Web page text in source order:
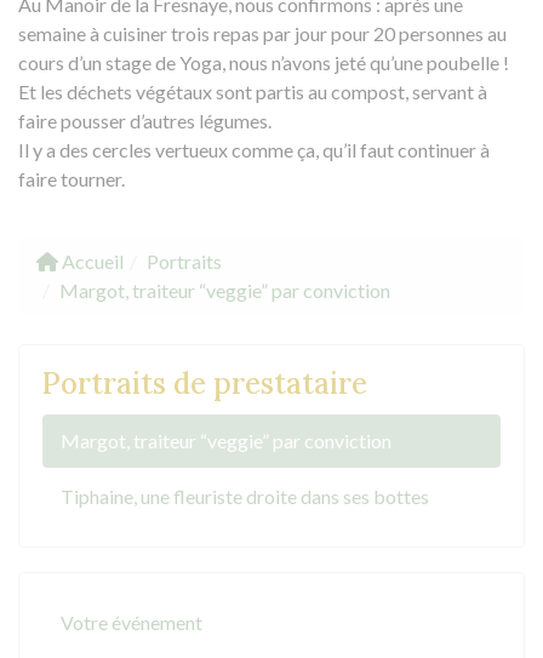
Au Manoir de la Fresnaye, nous confirmons : après une
semaine à cuisiner trois repas par jour pour 20 personnes au
cours d’un stage de Yoga, nous n’avons jeté qu’une poubelle !
Et les déchets végétaux sont partis au compost, servant à
faire pousser d’autres légumes.
Il y a des cercles vertueux comme ça, qu’il faut continuer à
faire tourner.
Accueil
Portraits
Margot, traiteur “veggie” par conviction
Portraits de prestataire
Margot, traiteur “veggie” par conviction
Tiphaine, une fleuriste droite dans ses bottes
Votre événement